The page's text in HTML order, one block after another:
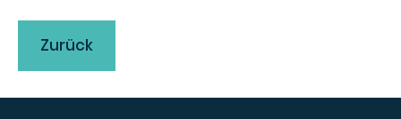
Zurück